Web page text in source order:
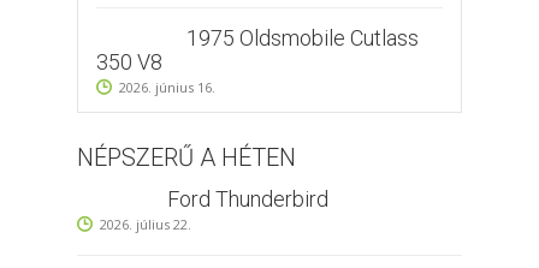
1975 Oldsmobile Cutlass
350 V8
2026. június 16.
NÉPSZERŰ A HÉTEN
Ford Thunderbird
2026. július 22.